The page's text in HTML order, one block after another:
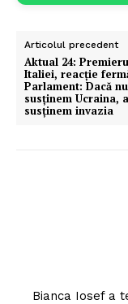
Articolul precedent
Aktual 24:
Italiei, reacție
Parlament: Dacă
susținem Ucraina,
susținem invazia
Bianca Iosef a